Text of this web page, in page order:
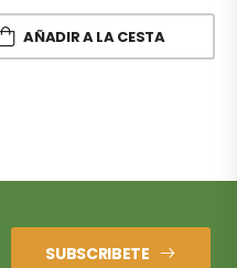
AÑADIR A LA CESTA
SUBSCRIBETE